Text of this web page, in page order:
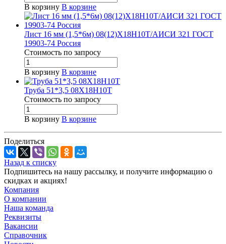
В корзину В корзине
Лист 16 мм (1,5*6м) 08(12)Х18Н10Т/АИСИ 321 ГОСТ
19903-74 Россия
Стоимость по запросу
В корзину В корзине
Труба 51*3,5 08Х18Н10Т
Стоимость по запросу
В корзину В корзине
Поделиться
Назад к списку
Подпишитесь на нашу рассылку, и получите информацию о
скидках и акциях!
Компания
О компании
Наша команда
Реквизиты
Вакансии
Справочник